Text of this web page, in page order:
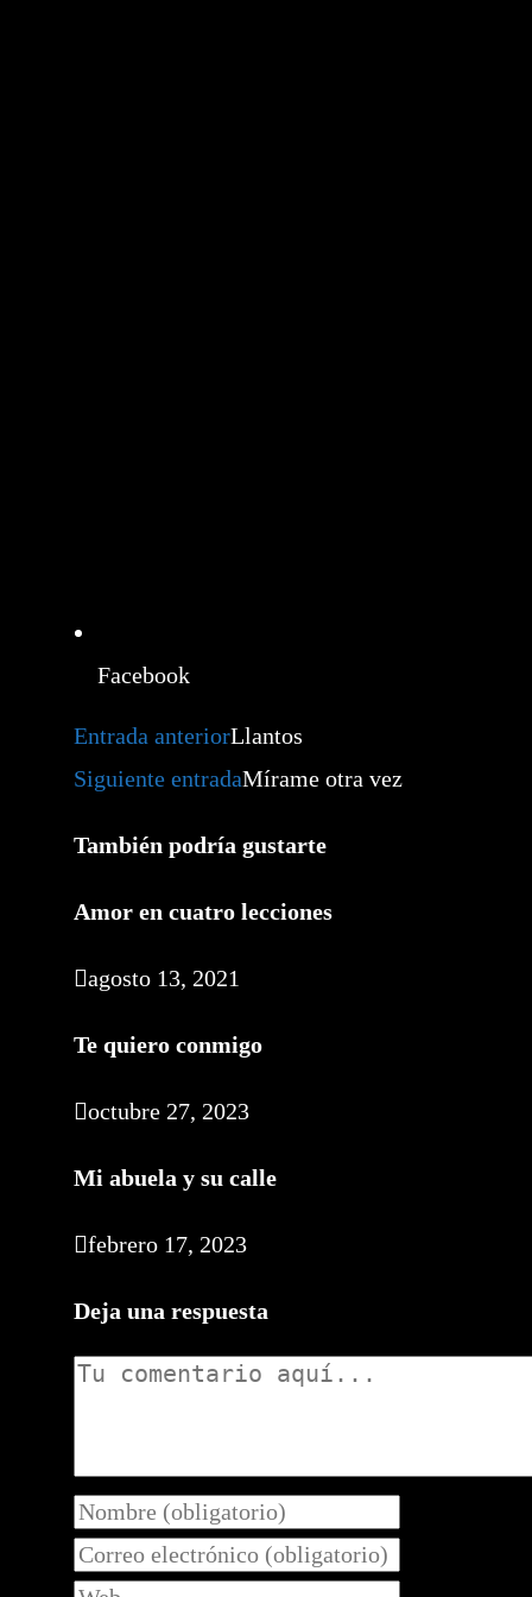
Facebook
Leer
más
artículos
Entrada anteriorLlantos
Siguiente entradaMírame otra vez
También podría gustarte
Amor en cuatro lecciones
agosto 13, 2021
Te quiero conmigo
octubre 27, 2023
Mi abuela y su calle
febrero 17, 2023
Deja una respuesta
Comentario
Introduce
tu
nombre
o
Introduce
tu
Introduce